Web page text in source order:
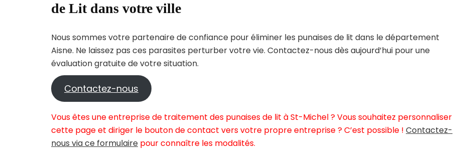
de Lit dans votre ville
Nous sommes votre partenaire de confiance pour éliminer les punaises de lit dans le département
Aisne. Ne laissez pas ces parasites perturber votre vie. Contactez-nous dès aujourd’hui pour une
évaluation gratuite de votre situation.
Contactez-nous
Vous êtes une entreprise de traitement des punaises de lit à St-Michel ? Vous souhaitez personnaliser
cette page et diriger le bouton de contact vers votre propre entreprise ? C’est possible ! Contactez-
nous via ce formulaire pour connaître les modalités.